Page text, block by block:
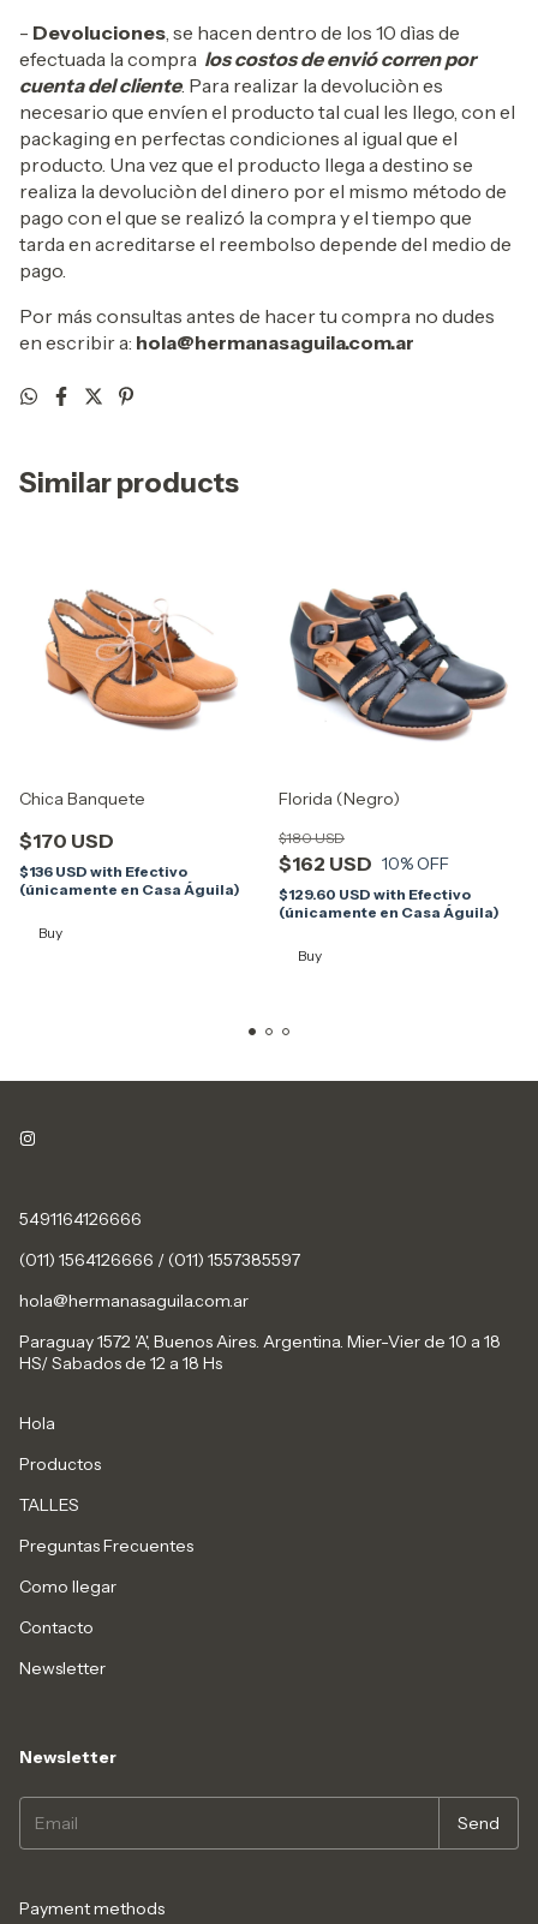
- Devoluciones , se hacen dentro de los 10 dìas de
efectuada la compra los costos de envió corren por
cuenta del cliente. Para realizar la devoluciòn es
necesario que envíen el producto tal cual les llego, con el
packaging en perfectas condiciones al igual que el
producto. Una vez que el producto llega a destino se
realiza la devoluciòn del dinero por el mismo método de
pago con el que se realizó la compra y el tiempo que
tarda en acreditarse el reembolso depende del medio de
pago.
Por más consultas antes de hacer tu compra no dudes
en escribir a: hola@hermanasaguila.com.ar
Similar products
Chica Banquete
$170 USD
$136 USD with Efectivo
(únicamente en Casa Águila)
Buy
Florida (Negro)
$162 USD
$180 USD
10% OFF
$129.60 USD with Efectivo
(únicamente en Casa Águila)
Buy
5491164126666
(011) 1564126666 / (011) 1557385597
hola@hermanasaguila.com.ar
Paraguay 1572 'A', Buenos Aires. Argentina. Mier-Vier de 10 a 18
HS/ Sabados de 12 a 18 Hs
Hola
Productos
TALLES
Preguntas Frecuentes
Como llegar
Contacto
Newsletter
Newsletter
Payment methods